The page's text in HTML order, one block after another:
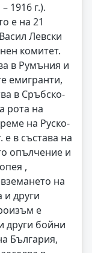
1916 г.).
е на 21
Левски
комитет.
в Румъния и
емигранти,
в Сръбско-
рота на
на Руско-
е в състава на
опълчение и
,
на
други
е
други бойни
България,